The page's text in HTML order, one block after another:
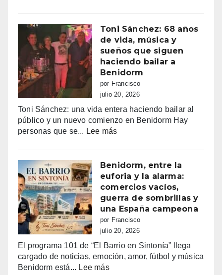
de
100.000
euros
recaudados”
el
amor
en
Tele5
Toni Sánchez: 68 años
de vida, música y
sueños que siguen
haciendo bailar a
Benidorm
por Francisco
julio 20, 2026
Toni Sánchez: una vida entera haciendo bailar al
público y un nuevo comienzo en Benidorm Hay
personas que se... Lee más:
68
años
de
vida,
música
y
sueños
siguen
haciendo
Benidorm, entre la
euforia y la alarma:
comercios vacíos,
guerra de sombrillas y
una España campeona
por Francisco
julio 20, 2026
El programa 101 de “El Barrio en Sintonía” llega
cargado de noticias, emoción, amor, fútbol y música
Benidorm está... Lee más: